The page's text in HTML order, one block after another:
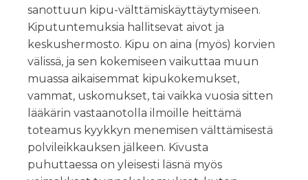
sanottuun kipu-välttämiskäyttäytymiseen.
Kiputuntemuksia hallitsevat aivot ja
keskushermosto. Kipu on aina (myös) korvien
välissä, ja sen kokemiseen vaikuttaa muun
muassa aikaisemmat kipukokemukset,
vammat, uskomukset, tai vaikka vuosia sitten
lääkärin vastaanotolla ilmoille heittämä
toteamus kyykkyn menemisen välttämisestä
polvileikkauksen jälkeen. Kivusta
puhuttaessa on yleisesti läsnä myös